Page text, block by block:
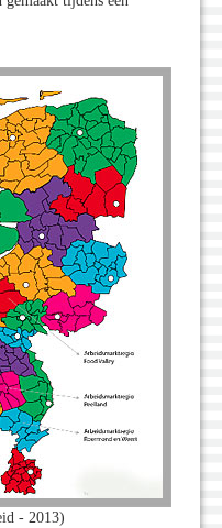
- 2013)